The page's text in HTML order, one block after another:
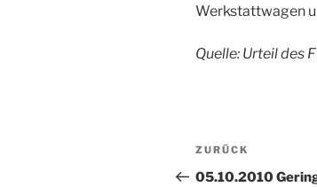
Werkstattwagen
Quelle: Urteil des
Vorheriger
Beitrag
ZURÜCK
05.10.2010